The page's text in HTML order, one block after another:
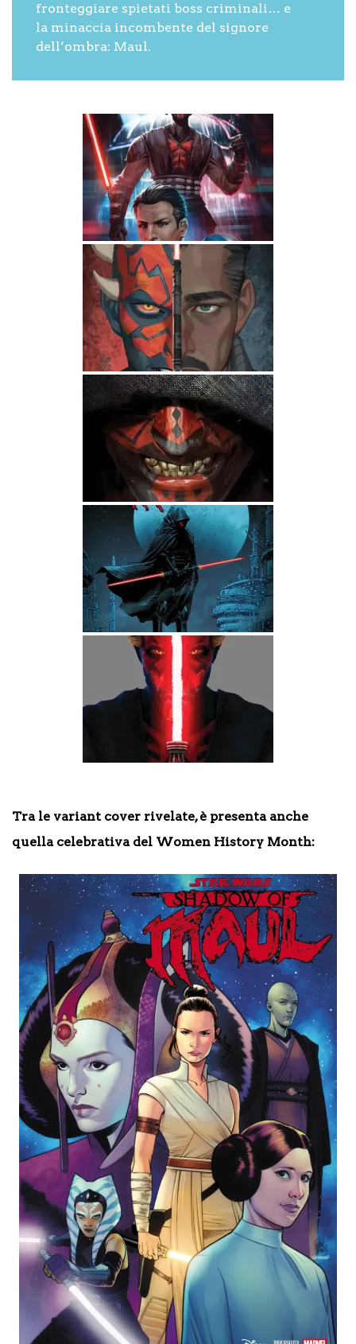
fronteggiare spietati boss criminali… e
la minaccia incombente del signore
dell’ombra: Maul.
Tra le variant cover rivelate, è presenta anche
quella celebrativa del Women History Month: